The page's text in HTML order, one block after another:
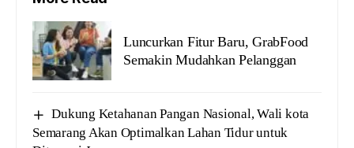
Luncurkan Fitur Baru, GrabFood
Semakin Mudahkan Pelanggan
Dukung Ketahanan Pangan Nasional, Wali kota
Semarang Akan Optimalkan Lahan Tidur untuk